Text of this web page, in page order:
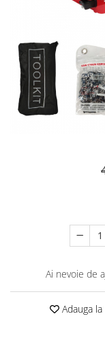
Acumulatori si
Ai nevoie de
Adauga la